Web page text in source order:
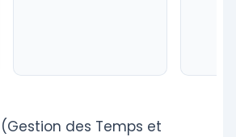
des Temps et